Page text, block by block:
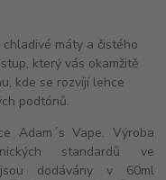
máty a čistého
který vás okamžitě
kde se rozvíjí lehce
podtónů.
Adam´s Vape. Výroba
standardů ve
dodávány v 60ml